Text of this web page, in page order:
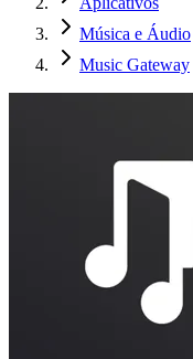
Música e Áudio
Music Gateway